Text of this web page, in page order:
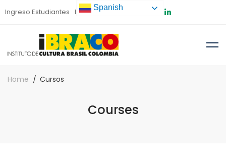
Ingreso Estudiantes Preinscripción
Home Cursos
Courses
Spanish